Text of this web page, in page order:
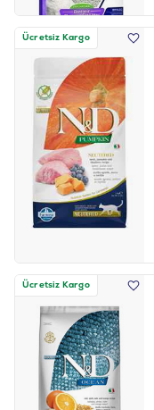
Ücretsiz Kargo
Ücretsiz Kargo